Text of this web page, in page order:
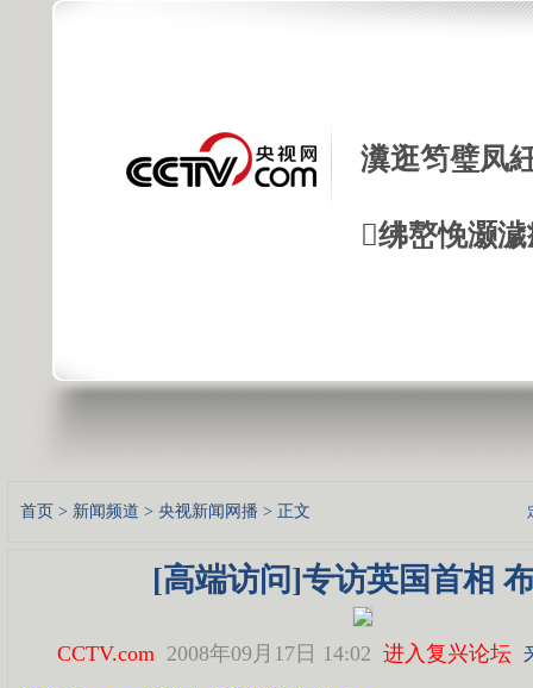
瀵逛笉璧凤
绋嶅悗灏
首页 > 新闻频道 > 央视新闻网播 > 正文
[高端访问]专访英国首相
CCTV.com 2008年09月17日 14:02 进入复兴论坛